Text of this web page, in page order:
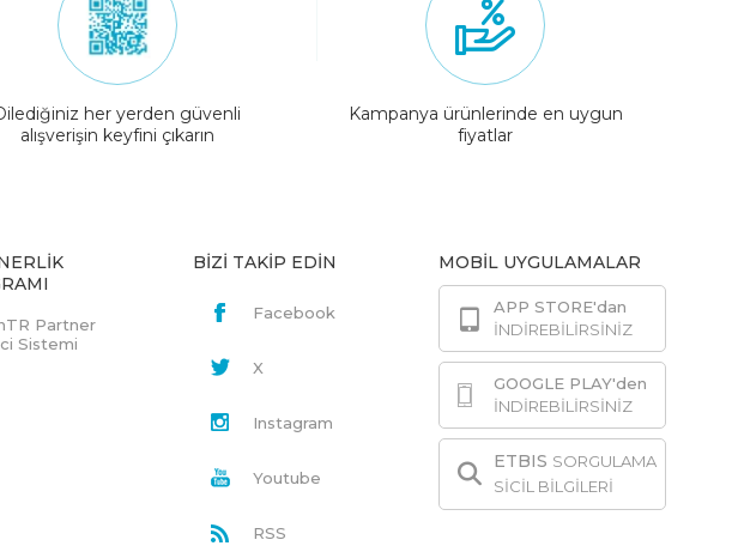
her yerden güvenli
alışverişin keyfini çıkarın
Kampanya ürünlerinde en uygun
fiyatlar
Partner
Sistemi
BİZİ TAKİP EDİN
Facebook
X
Instagram
Youtube
RSS
MOBİL UYGULAMALAR
APP STORE'dan
İNDİREBİLİRSİNİZ
GOOGLE PLAY'den
İNDİREBİLİRSİNİZ
ETBIS SORGULAMA
SİCİL BİLGİLERİ